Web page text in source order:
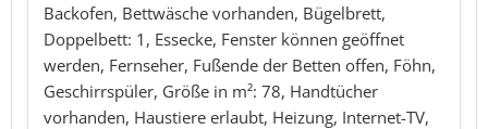
Backofen, Bettwäsche vorhanden, Bügelbrett,
Doppelbett: 1, Essecke, Fenster können geöffnet
werden, Fernseher, Fußende der Betten offen, Föhn,
Geschirrspüler, Größe in m²: 78, Handtücher
vorhanden, Haustiere erlaubt, Heizung, Internet-TV,